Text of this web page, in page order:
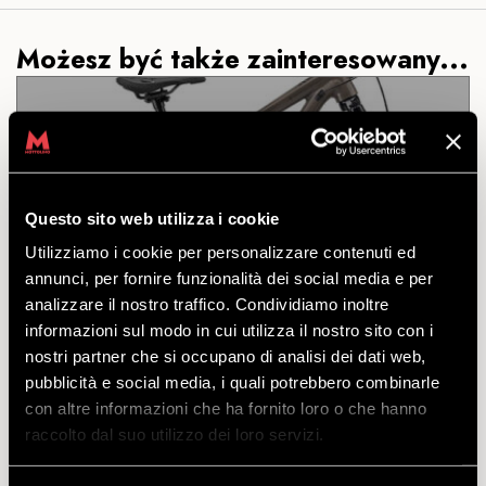
Questo sito web utilizza i cookie
Utilizziamo i cookie per personalizzare contenuti ed
annunci, per fornire funzionalità dei social media e per
analizzare il nostro traffico. Condividiamo inoltre
informazioni sul modo in cui utilizza il nostro sito con i
nostri partner che si occupano di analisi dei dati web,
pubblicità e social media, i quali potrebbero combinarle
con altre informazioni che ha fornito loro o che hanno
raccolto dal suo utilizzo dei loro servizi.
Możesz być także zainteresowany...
JUNIOR 24
ODKRYĆ
Prawdziwy klejnot w koronie: kto powiedział, że
rower DH Junior nie może zapewnić osiągów na
poziomie sprzętu dla dorosłych?
odejść
z€61.00